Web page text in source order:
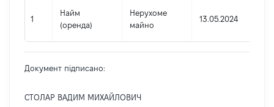
1
Найм
(оренда)
Нерухоме
майно
13.05.2024
Документ підписано:
СТОЛАР ВАДИМ МИХАЙЛОВИЧ